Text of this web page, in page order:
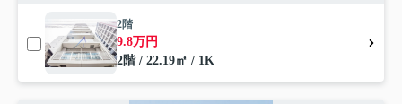
2階
9.8万円
2階 / 22.19㎡ / 1K